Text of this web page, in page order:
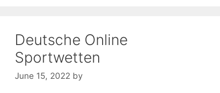
Deutsche Online
Sportwetten
June 15, 2022 by